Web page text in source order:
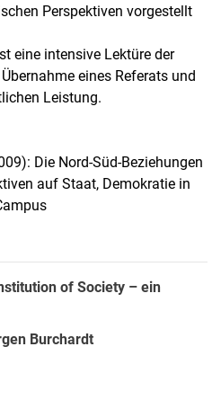
Perspektiven vorgestellt
eine intensive Lektüre der
eines Referats und
Leistung.
Die Nord-Süd-Beziehungen
auf Staat, Demokratie in
of Society – ein
Burchardt